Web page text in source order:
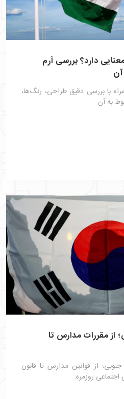
دارد؟ بررسی آرم
با بررسی دقیق طراحی، رنگ‌ها،
به آن.
از مقررات مدارس تا
از قوانین مدارس تا قانون
روزمره.